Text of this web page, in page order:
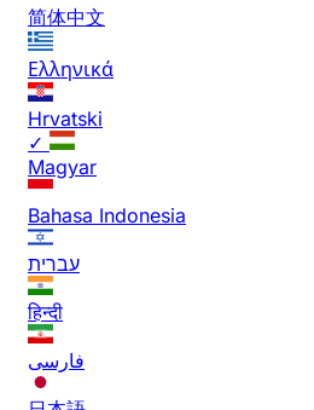
简体中文
Ελληνικά
Hrvatski
✓
Magyar
Bahasa Indonesia
עברית
हिन्दी
فارسی